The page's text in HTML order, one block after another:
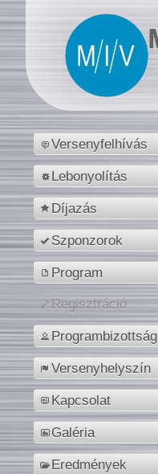
Versenyfelhívás
Lebonyolítás
Díjazás
Szponzorok
Program
Regisztráció
Programbizottság
Versenyhelyszín
Kapcsolat
Galéria
Eredmények